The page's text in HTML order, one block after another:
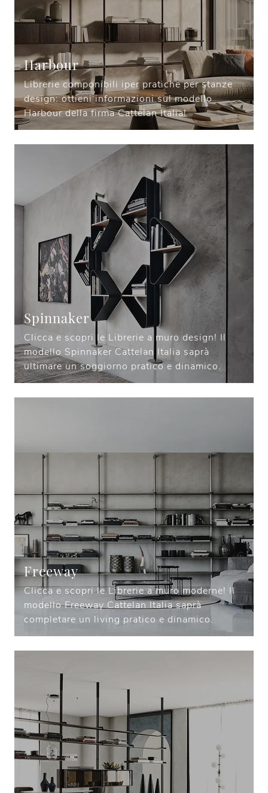
Harbour
Librerie componibili iper pratiche per stanze
design: ottieni informazioni sul modello
Harbour della firma Cattelan Italia!
Spinnaker
Clicca e scopri le Librerie a muro design! Il
modello Spinnaker Cattelan Italia saprà
ultimare un soggiorno pratico e dinamico.
Freeway
Clicca e scopri le Librerie a muro moderne! Il
modello Freeway Cattelan Italia saprà
completare un living pratico e dinamico.